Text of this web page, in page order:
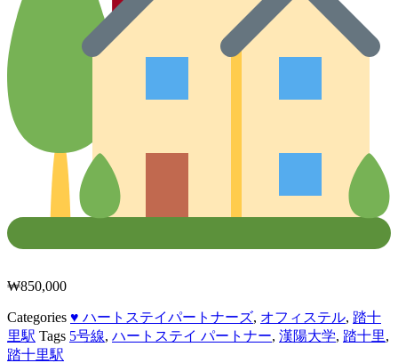
₩850,000
Categories ♥ ハートステイパートナーズ, オフィステル, 踏十
里駅 Tags 5号線, ハートステイ パートナー, 漢陽大学, 踏十里,
踏十里駅